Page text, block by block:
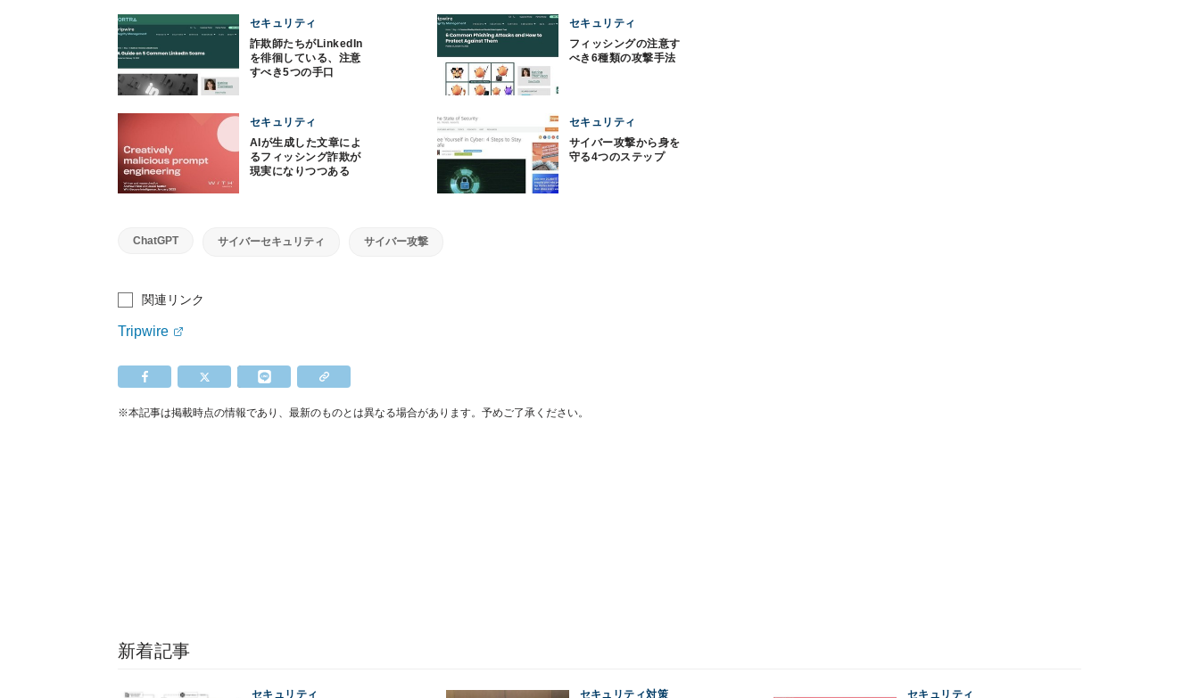
セキュリティ
詐欺師たちがLinkedIn
を徘徊している、注意
すべき5つの手口
セキュリティ
フィッシングの注意す
べき6種類の攻撃手法
セキュリティ
AIが生成した文章によ
るフィッシング詐欺が
現実になりつつある
セキュリティ
サイバー攻撃から身を
守る4つのステップ
ChatGPT サイバーセキュリティ サイバー攻撃
関連リンク
Tripwire
※本記事は掲載時点の情報であり、最新のものとは異なる場合があります。予めご了承ください。
新着記事
セキュリティ セキュリティ対策 セキュリティ